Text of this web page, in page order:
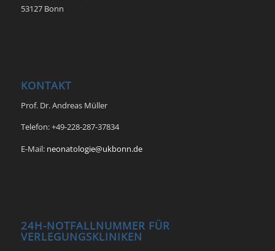
53127 Bonn
KONTAKT
Prof. Dr. Andreas Müller
Telefon: +49-228-287-37834
E-Mail: neonatologie@ukbonn.de
24H-NOTFALLNUMMER FÜR
VERLEGUNGSKLINIKEN